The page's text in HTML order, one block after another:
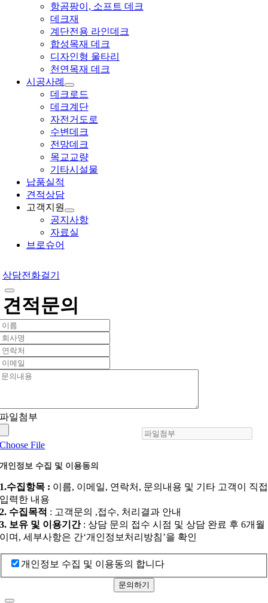
항곰팡이, 소프트 데크
데크재
계단전용 라인데크
합성목재 데크
디자인형 울타리
천연목재 데크
시공사례
데크로드
데크계단
자전거도로
수변데크
전망데크
목교교량
기타시설물
납품실적
견적상담
고객지원
공지사항
자료실
브로슈어
상담전화걸기
견적문의
파일첨부
Choose File
개인정보 수집 및 이용동의
1.수집항목 : 이름, 이메일, 연락처, 문의내용 및 기타 고객이 직접
입력한 내용
2. 수집목적 : 고객문의 ,접수, 처리결과 안내
3. 보유 및 이용기간: 상담 문의 접수 시점 및 상담 완료 후 6개월
이며, 세부사항은 간‘개인정보처리방침’을 확인
개인정보 수집 및 이용동의 합니다
문의하기